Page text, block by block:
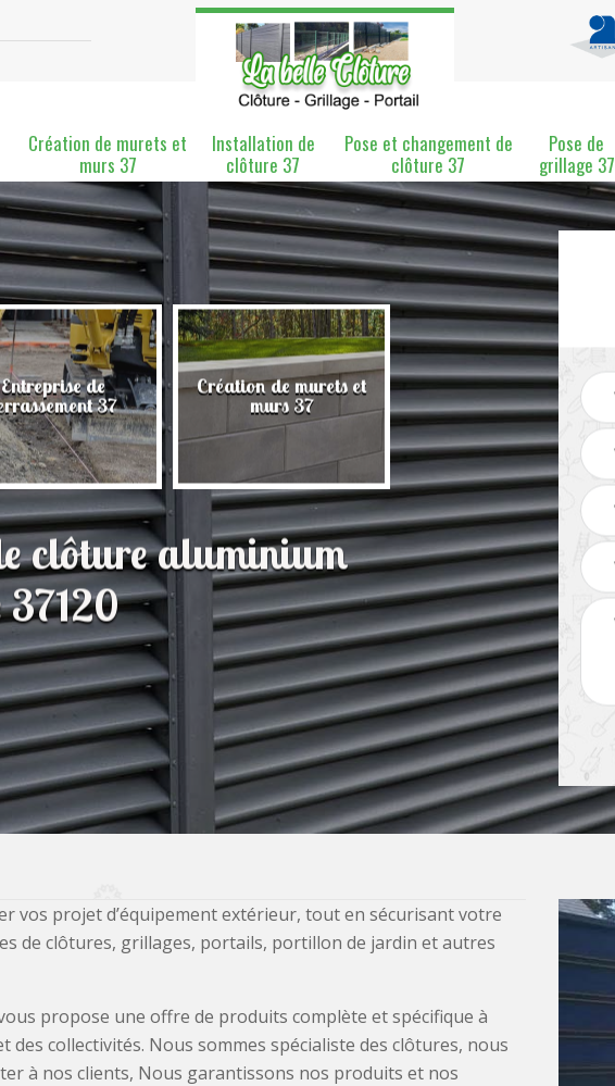
Création de murets et
murs 37
Installation de
clôture 37
Pose et changement de
clôture 37
Pose de
grillage 37
Entreprise de
37
Création de murets et
murs 37
Installation de clôture
37
clôture aluminium
37120
vos projet d’équipement extérieur, tout en sécurisant votre
de clôtures, grillages, portails, portillon de jardin et autres
propose une offre de produits complète et spécifique à
collectivités. Nous sommes spécialiste des clôtures, nous
à nos clients, Nous garantissons nos produits et nos